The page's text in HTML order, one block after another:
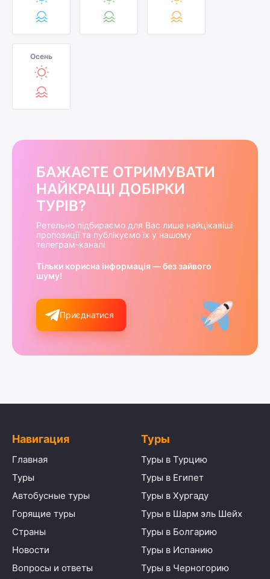
Осень
БАЖАЄТЕ ОТРИМУВАТИ
НАЙКРАЩІ ДОБІРКИ
ТУРІВ?
Ретельно підбираємо для Вас лише найцікавіші
пропозиції та публікуємо їх у нашому
телеграм-каналі
Тільки корисна інформація — без зайвого
шуму!
Приєднатися
Навигация
Главная
Туры
Автобусные туры
Горящие туры
Страны
Новости
Вопросы и ответы
Туры
Туры в Турцию
Туры в Египет
Туры в Хургаду
Туры в Шарм эль Шейх
Туры в Болгарию
Туры в Испанию
Туры в Черногорию